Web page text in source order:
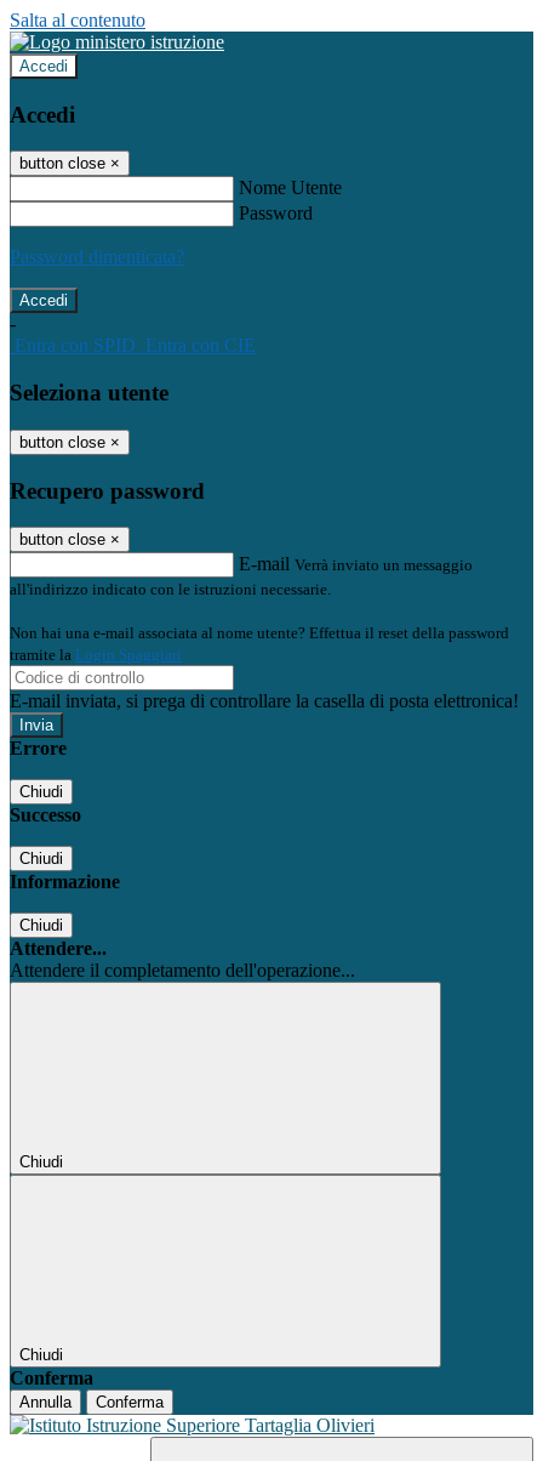
Salta al contenuto
Accedi
Accedi
button close ×
Nome Utente
Password
Password dimenticata?
-
Entra con SPID Entra con CIE
Seleziona utente
button close ×
Recupero password
button close ×
E-mail Verrà inviato un messaggio
all'indirizzo indicato con le istruzioni necessarie.
Non hai una e-mail associata al nome utente? Effettua il reset della password
tramite la Login Spaggiari
E-mail inviata, si prega di controllare la casella di posta elettronica!
Errore
Chiudi
Successo
Chiudi
Informazione
Chiudi
Attendere...
Attendere il completamento dell'operazione...
Chiudi
Chiudi
Conferma
Annulla Conferma